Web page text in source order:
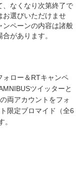
なくなり次第終了で
選びいただけませ
ペーンの内容は諸般
があります。
ォロー＆RTキャンペ
ツイッターと
両アカウントをフォ
限定ブロマイド（全6